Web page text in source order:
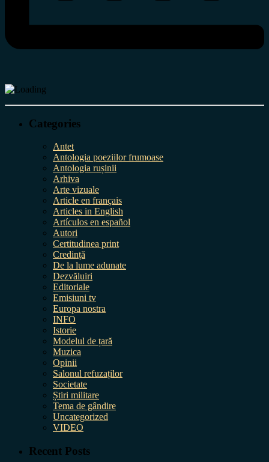
Categories
Antet
Antologia poeziilor frumoase
Antologia rușinii
Arhiva
Arte vizuale
Article en français
Articles in English
Artículos en español
Autori
Certitudinea print
Credință
De la lume adunate
Dezvăluiri
Editoriale
Emisiuni tv
Europa nostra
INFO
Istorie
Modelul de țară
Muzica
Opinii
Salonul refuzaților
Societate
Știri militare
Tema de gândire
Uncategorized
VIDEO
Recent Posts